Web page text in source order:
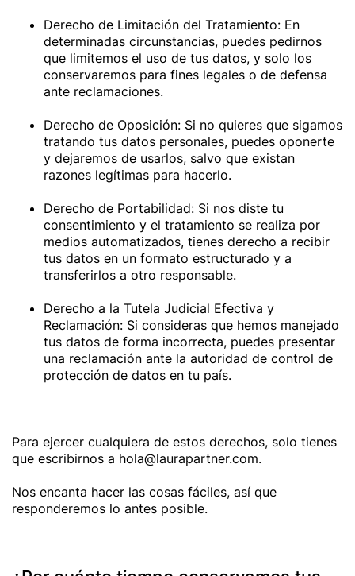
Derecho de Limitación del Tratamiento: En
determinadas circunstancias, puedes pedirnos
que limitemos el uso de tus datos, y solo los
conservaremos para fines legales o de defensa
ante reclamaciones.
Derecho de Oposición: Si no quieres que sigamos
tratando tus datos personales, puedes oponerte
y dejaremos de usarlos, salvo que existan
razones legítimas para hacerlo.
Derecho de Portabilidad: Si nos diste tu
consentimiento y el tratamiento se realiza por
medios automatizados, tienes derecho a recibir
tus datos en un formato estructurado y a
transferirlos a otro responsable.
Derecho a la Tutela Judicial Efectiva y
Reclamación: Si consideras que hemos manejado
tus datos de forma incorrecta, puedes presentar
una reclamación ante la autoridad de control de
protección de datos en tu país.
Para ejercer cualquiera de estos derechos, solo tienes
que escribirnos a hola@laurapartner.com.
Nos encanta hacer las cosas fáciles, así que
responderemos lo antes posible.